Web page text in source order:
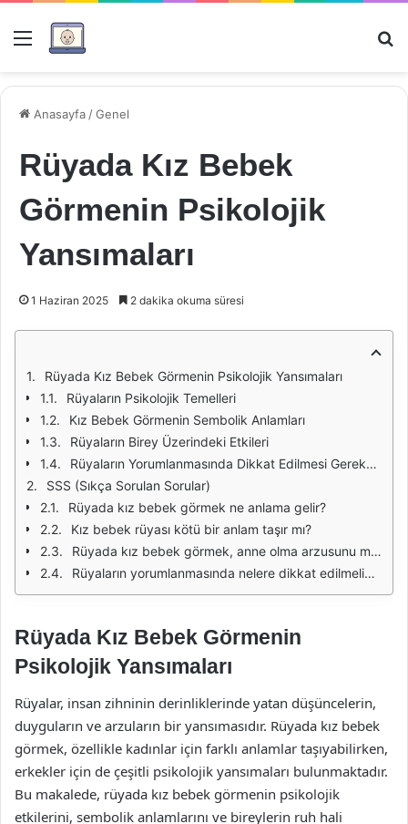
Menü
Anasayfa /Genel
Rüyada Kız Bebek
Görmenin Psikolojik
Yansımaları
1 Haziran 2025 2 dakika okuma süresi
Rüyada Kız Bebek Görmenin Psikolojik Yansımaları
Rüyaların Psikolojik Temelleri
Kız Bebek Görmenin Sembolik Anlamları
Rüyaların Birey Üzerindeki Etkileri
Rüyaların Yorumlanmasında Dikkat Edilmesi Gerekenler
SSS (Sıkça Sorulan Sorular)
Rüyada kız bebek görmek ne anlama gelir?
Kız bebek rüyası kötü bir anlam taşır mı?
Rüyada kız bebek görmek, anne olma arzusunu mu gösterir?
Rüyaların yorumlanmasında nelere dikkat edilmelidir?
Rüyada Kız Bebek Görmenin
Psikolojik Yansımaları
Rüyalar, insan zihninin derinliklerinde yatan düşüncelerin,
duyguların ve arzuların bir yansımasıdır. Rüyada kız bebek
görmek, özellikle kadınlar için farklı anlamlar taşıyabilirken,
erkekler için de çeşitli psikolojik yansımaları bulunmaktadır.
Bu makalede, rüyada kız bebek görmenin psikolojik
etkilerini, sembolik anlamlarını ve bireylerin ruh hali